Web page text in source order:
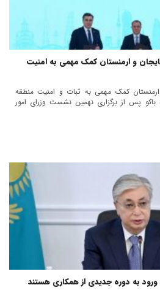
و ارمنستان کمک مهمی به امنیت
ارمنستان کمک مهمی به ثبات و امنیت منطقه
پس از برگزاری نهمین نشست وزرای امور
ورود به دوره جدیدی از همکاری هستند